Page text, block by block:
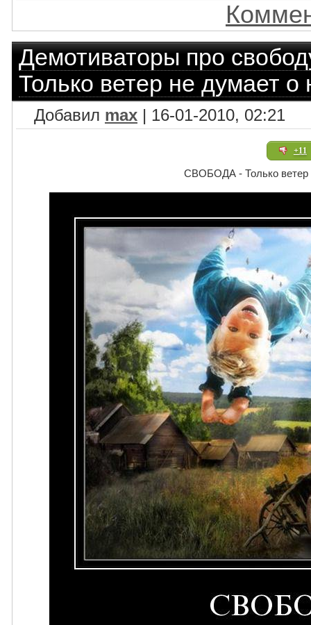
Демотиваторы про
Только ветер не думает о
Добавил max | 16-01-2010, 02:21
+11
СВОБОДА - Только ветер